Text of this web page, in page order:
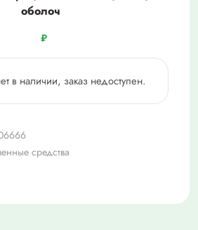
оболоч
₽
в наличии, заказ недоступен.
средства